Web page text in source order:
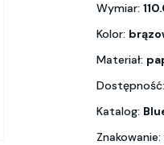
Wymiar:
Kolor:
Materiał:
Dostępność:
Katalog:
Znakowanie: